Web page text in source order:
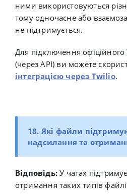
ними використовуються
тому одночасне або
не підтримується.
Для підключення
(через API) ви можете
інтеграцією через Twilio.
18. Які файли
надсилання та
Відповідь: У чатах
отримання таких типів